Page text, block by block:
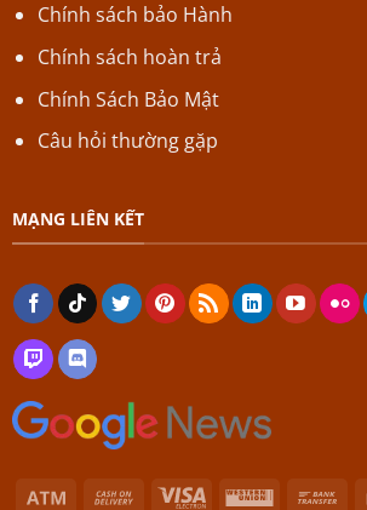
Chính sách bảo Hành
Chính sách hoàn trả
Chính Sách Bảo Mật
Câu hỏi thường gặp
MẠNG LIÊN KẾT
Atm Cash Visa Western